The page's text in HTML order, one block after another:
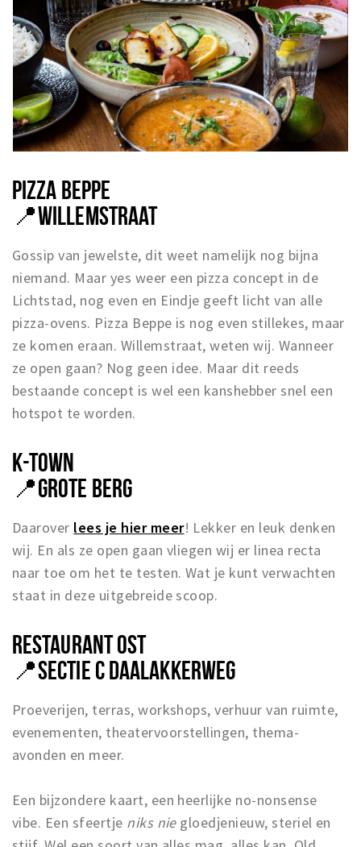
PIZZA BEPPE
📍WILLEMSTRAAT
Gossip van jewelste, dit weet namelijk nog bijna
niemand. Maar yes weer een pizza concept in de
Lichtstad, nog even en Eindje geeft licht van alle
pizza-ovens. Pizza Beppe is nog even stillekes, maar
ze komen eraan. Willemstraat, weten wij. Wanneer
ze open gaan? Nog geen idee. Maar dit reeds
bestaande concept is wel een kanshebber snel een
hotspot te worden.
K-TOWN
📍GROTE BERG
Daarover lees je hier meer! Lekker en leuk denken
wij. En als ze open gaan vliegen wij er linea recta
naar toe om het te testen. Wat je kunt verwachten
staat in deze uitgebreide scoop.
RESTAURANT OST
📍SECTIE C DAALAKKERWEG
Proeverijen, terras, workshops, verhuur van ruimte,
evenementen, theatervoorstellingen, thema-
avonden en meer.
Een bijzondere kaart, een heerlijke no-nonsense
vibe. Een sfeertje niks nie gloedjenieuw, steriel en